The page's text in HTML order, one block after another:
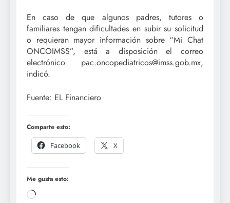
En caso de que algunos padres, tutores o
familiares tengan dificultades en subir su solicitud
o requieran mayor información sobre “Mi Chat
ONCOIMSS”, está a disposición el correo
electrónico pac.oncopediatricos@imss.gob.mx,
indicó.
Fuente: EL Financiero
Comparte esto:
Facebook
X
Me gusta esto:
Cargando...